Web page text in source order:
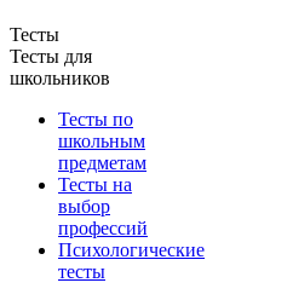
Тесты
Тесты для
школьников
Тесты по
школьным
предметам
Тесты на
выбор
профессий
Психологические
тесты